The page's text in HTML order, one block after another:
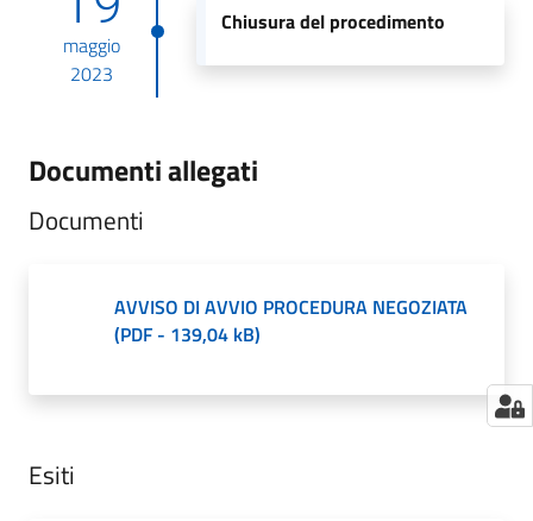
maggio
2023
Chiusura del procedimento
Documenti allegati
Documenti
AVVISO DI AVVIO PROCEDURA NEGOZIATA
(PDF - 139,04 kB)
Esiti